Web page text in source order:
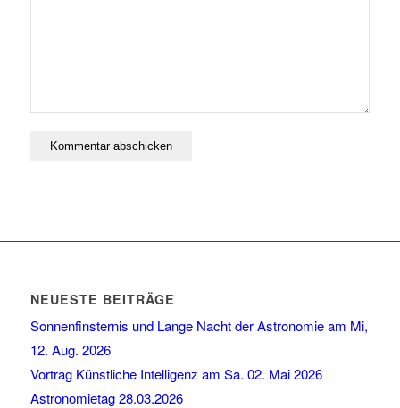
NEUESTE BEITRÄGE
Sonnenfinsternis und Lange Nacht der Astronomie am Mi,
12. Aug. 2026
Vortrag Künstliche Intelligenz am Sa. 02. Mai 2026
Astronomietag 28.03.2026